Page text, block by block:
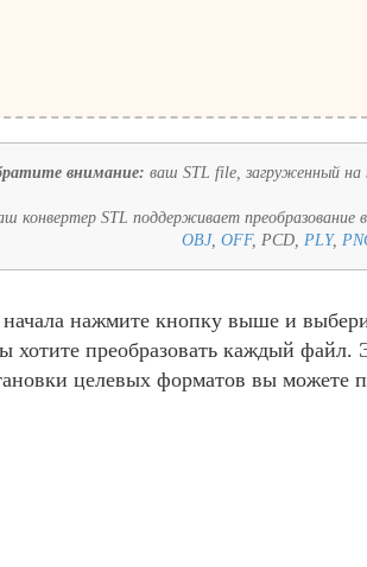
внимание: ваш STL file, загруженный на
конвертер STL поддерживает преобразование
OBJ, OFF, PCD, PLY,
нажмите кнопку выше и
хотите преобразовать каждый
целевых форматов вы можете